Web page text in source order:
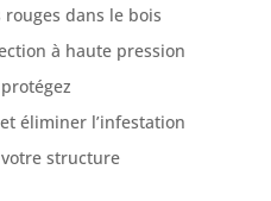
dans le bois
à haute pression
éliminer l’infestation
structure